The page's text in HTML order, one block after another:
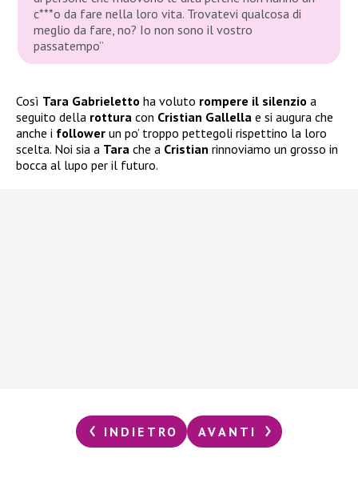
c***o da fare nella loro vita. Trovatevi qualcosa di
meglio da fare, no? Io non sono il vostro
passatempo”
Così Tara Gabrieletto ha voluto rompere il silenzio a
seguito della rottura con Cristian Gallella e si augura che
anche i follower un po’ troppo pettegoli rispettino la loro
scelta. Noi sia a Tara che a Cristian rinnoviamo un grosso in
bocca al lupo per il futuro.
INDIETRO AVANTI